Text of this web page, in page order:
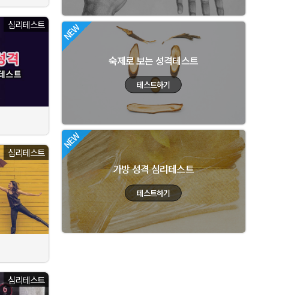
심리테스트
심리테스트
심리테스트
숙제로 보는 성격테스트
가방 성격 심리테스트